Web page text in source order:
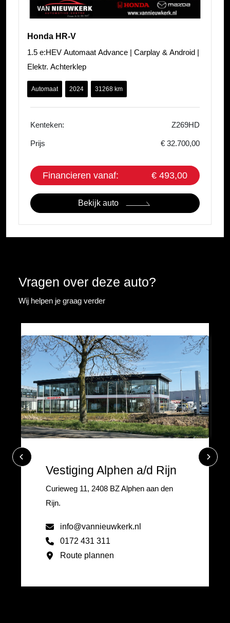
Honda HR-V
1.5 e:HEV Automaat Advance | Carplay & Android |
Elektr. Achterklep
Automaat 2024 31268 km
Kenteken: Z269HD
Prijs € 32.700,00
Financieren vanaf: € 493,00
Bekijk auto
Vragen over deze auto?
Wij helpen je graag verder
Vestiging Alphen a/d Rijn
Curieweg 11, 2408 BZ Alphen aan den
Rijn.
info@vannieuwkerk.nl
0172 431 311
Route plannen